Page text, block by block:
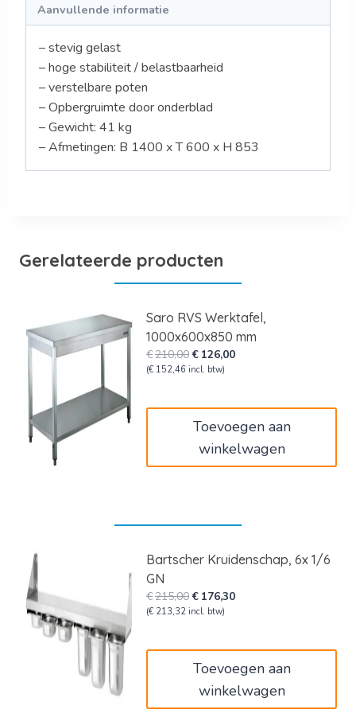
Aanvullende informatie
– stevig gelast
– hoge stabiliteit / belastbaarheid
– verstelbare poten
– Opbergruimte door onderblad
– Gewicht: 41 kg
– Afmetingen: B 1400 x T 600 x H 853
Gerelateerde producten
Saro RVS Werktafel,
1000x600x850 mm
€210,00Oorspronkelijke
prijs
€ 126,00Huidige
(€ 152,46 incl. btw)
Toevoegen aan
winkelwagen
Bartscher Kruidenschap, 6x 1/6
GN
€215,00Oorspronkelijke
prijs
€ 176,30Huidige
(€ 213,32 incl. btw)
Toevoegen aan
winkelwagen